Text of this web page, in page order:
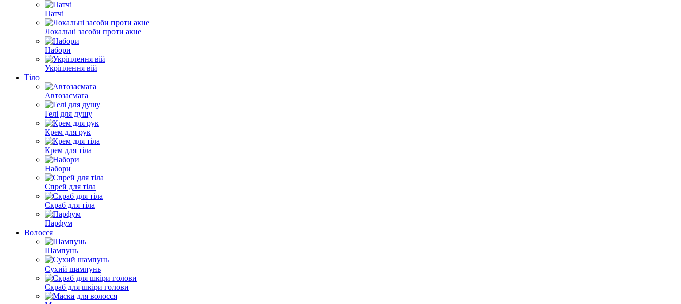
Патчі
Локальні засоби проти акне
Набори
Укріплення вій
Тіло
Автозасмага
Гелі для душу
Крем для рук
Крем для тіла
Набори
Спрей для тіла
Скраб для тіла
Парфум
Волосся
Шампунь
Сухий шампунь
Скраб для шкіри голови